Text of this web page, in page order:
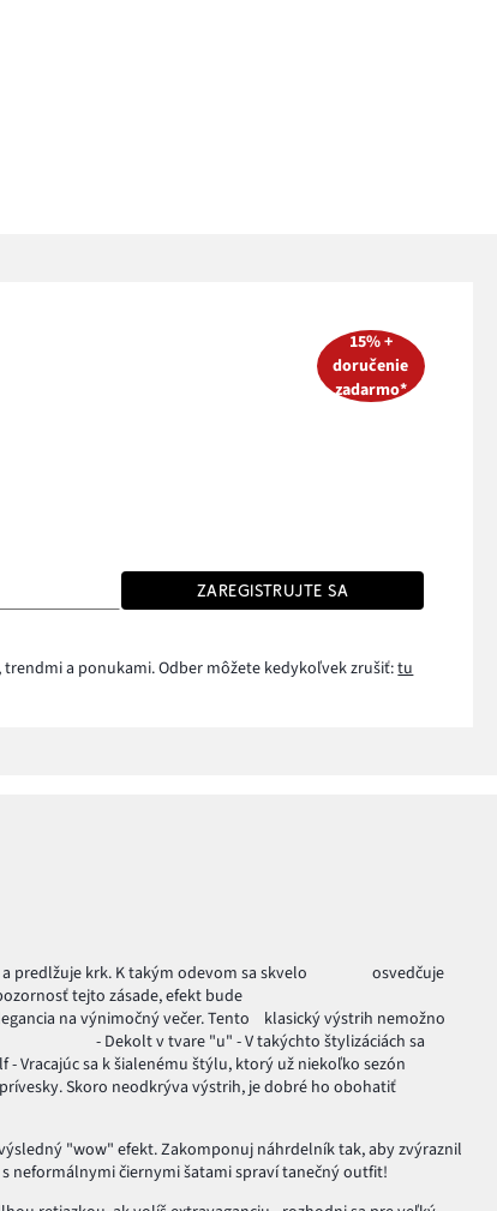
15% +
doručenie
zadarmo*
ZAREGISTRUJTE SA
a ponukami. Odber môžete kedykoľvek zrušiť:tu
predlžuje krk. K takým odevom sa skvelo
osvedčuje
pozornosť tejto zásade, efekt bude
na výnimočný večer. Tento
klasický výstrih nemožno
takýchto štylizáciách sa
štýlu, ktorý už niekoľko sezón
Skoro neodkrýva výstrih, je dobré ho obohatiť
"wow" efekt. Zakomponuj náhrdelník tak, aby zvýraznil
neformálnymi čiernymi šatami spraví tanečný outfit!